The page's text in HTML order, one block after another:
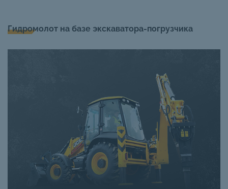
Гидромолот на базе экскаватора-погрузчика